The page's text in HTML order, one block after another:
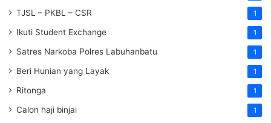
TJSL – PKBL – CSR 1
Ikuti Student Exchange 1
Satres Narkoba Polres Labuhanbatu 1
Beri Hunian yang Layak 1
Ritonga 1
Calon haji binjai 1